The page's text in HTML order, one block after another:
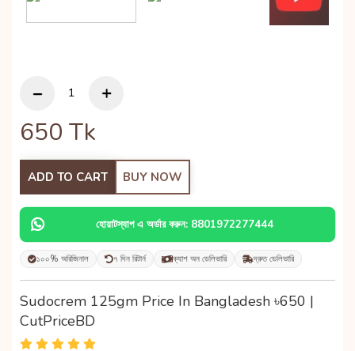
650 Tk
ADD TO CART BUY NOW
হোয়াটস্যাপ এ অর্ডার করুন: 8801972277444
১০০% অরিজিনাল ৭ দিন রিটার্ন ক্যাশ অন ডেলিভারি দ্রুত ডেলিভারি
Sudocrem 125gm Price In Bangladesh ৳650 |
CutPriceBD